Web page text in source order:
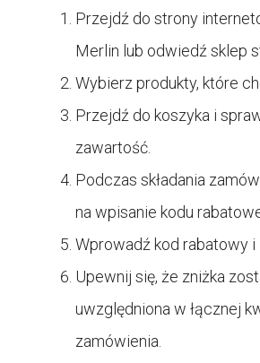
Przejdź do strony
Merlin lub odwiedź sklep
Wybierz produkty, które
Przejdź do koszyka i
zawartość.
Podczas składania
na wpisanie kodu
Wprowadź kod rabatowy i
Upewnij się, że zniżka
uwzględniona w łącznej
zamówienia.